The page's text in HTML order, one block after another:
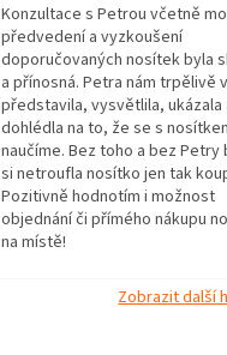
Konzultace s Petrou včetně
předvedení a vyzkoušení
doporučovaných nosítek byla
a přínosná. Petra nám trpělivě
představila, vysvětlila, ukázala
dohlédla na to, že se s
naučíme. Bez toho a bez Petry
si netroufla nosítko jen tak
Pozitivně hodnotím i možnost
objednání či přímého nákupu
na místě!
Zobrazit další